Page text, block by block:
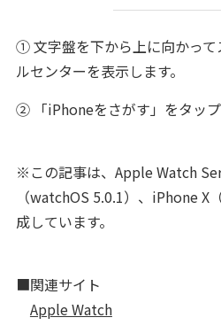
① 文字盤を下から上に向かって
ルセンターを表示します。
② 「iPhoneをさがす」をタップ
※この記事は、Apple Watch
（watchOS 5.0.1）、iPhone X
成しています。
■関連サイト
Apple Watch